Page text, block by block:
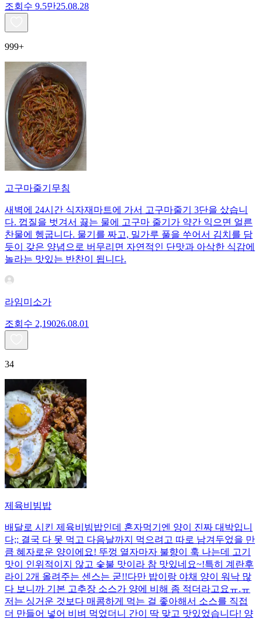
조회수 9.5만25.08.28
999+
고구마줄기무침
새벽에 24시간 식자재마트에 가서 고구마줄기 3단을 샀습니
다. 껍질을 벗겨서 끓는 물에 고구마 줄기가 약간 익으면 얼른
찬물에 헹굽니다. 물기를 짜고, 밀가루 풀을 쑤어서 김치를 담
듯이 갖은 양념으로 버무리면 자연적인 단맛과 아삭한 식감에
놀라는 맛있는 반찬이 됩니다.
라임미소가
조회수 2,19026.08.01
34
제육비빔밥
배달로 시킨 제육비빔밥인데 혼자먹기엔 양이 진짜 대박입니
다;; 결국 다 못 먹고 다음날까지 먹으려고 따로 남겨두었을 만
큼 혜자로운 양이에요! 뚜껑 열자마자 불향이 훅 나는데 고기
맛이 인위적이지 않고 숯불 맛이라 참 맛있네요~!특히 계란후
라이 2개 올려주는 센스는 굳!! ​다만 밥이랑 야채 양이 워낙 많
다 보니까 기본 고추장 소스가 양에 비해 좀 적더라고요ㅠ.ㅠ
저는 싱거운 것보다 매콤하게 먹는 걸 좋아해서 소스를 직접
더 만들어 넣어 비벼 먹었더니 간이 딱 맞고 맛있었습니다! 양